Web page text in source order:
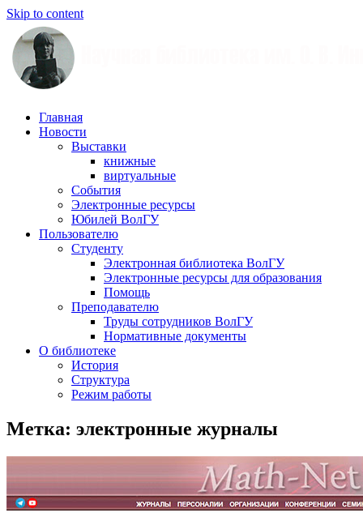
Skip to content
Научная
библиотека
Иншакова
Главная
Новости
Выставки
книжные
виртуальные
События
Электронные ресурсы
Юбилей ВолГУ
Пользователю
Студенту
Электронная библиотека ВолГУ
Электронные ресурсы для образования
Помощь
Преподавателю
Труды сотрудников ВолГУ
Нормативные документы
О библиотеке
История
Структура
Режим работы
Метка: электронные журналы